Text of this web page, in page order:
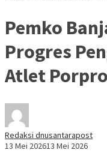
Pemko
Progres
Atlet
Redaksi dnusantarapost
13 Mei 202613 Mei 2026